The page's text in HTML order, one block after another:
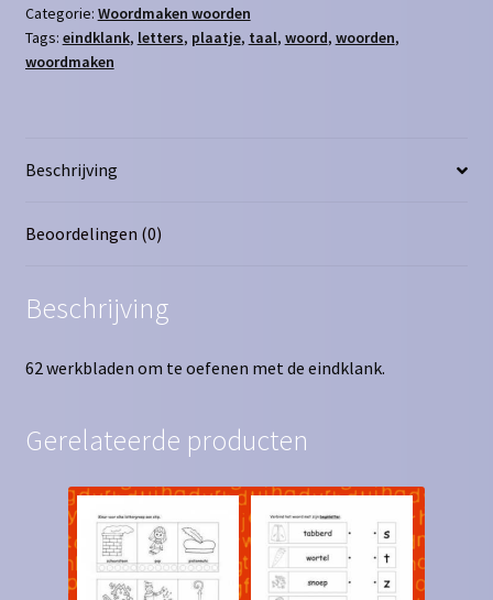
Categorie: Woordmaken woorden
Tags: eindklank, letters, plaatje, taal, woord, woorden,
woordmaken
Beschrijving
Beoordelingen (0)
Beschrijving
62 werkbladen om te oefenen met de eindklank.
Gerelateerde producten